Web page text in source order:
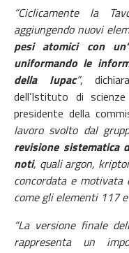
“Ciclicamente la
aggiungendo nuovi
pesi atomici con
uniformando le
della Iupac”,
dell’Istituto di
presidente della
lavoro svolto dal
revisione sistematica
noti, quali argon,
concordata e motivata
come gli elementi 117
“La versione finale
rappresenta un